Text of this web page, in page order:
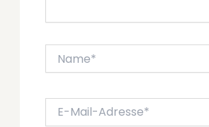
Mail-